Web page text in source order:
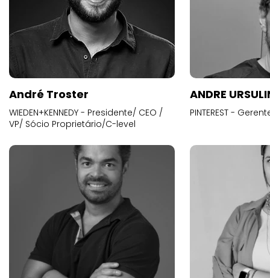
André Troster
WIEDEN+KENNEDY - Presidente/ CEO /
VP/ Sócio Proprietário/C-level
ANDRE
PINTEREST -